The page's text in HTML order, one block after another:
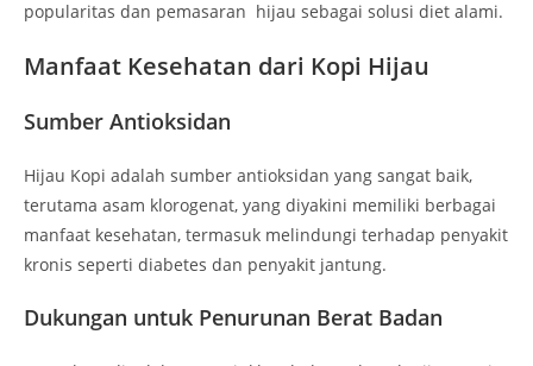
popularitas dan pemasaran hijau sebagai solusi diet alami.
Manfaat Kesehatan dari Kopi Hijau
Sumber Antioksidan
Hijau Kopi adalah sumber antioksidan yang sangat baik,
terutama asam klorogenat, yang diyakini memiliki berbagai
manfaat kesehatan, termasuk melindungi terhadap penyakit
kronis seperti diabetes dan penyakit jantung.
Dukungan untuk Penurunan Berat Badan